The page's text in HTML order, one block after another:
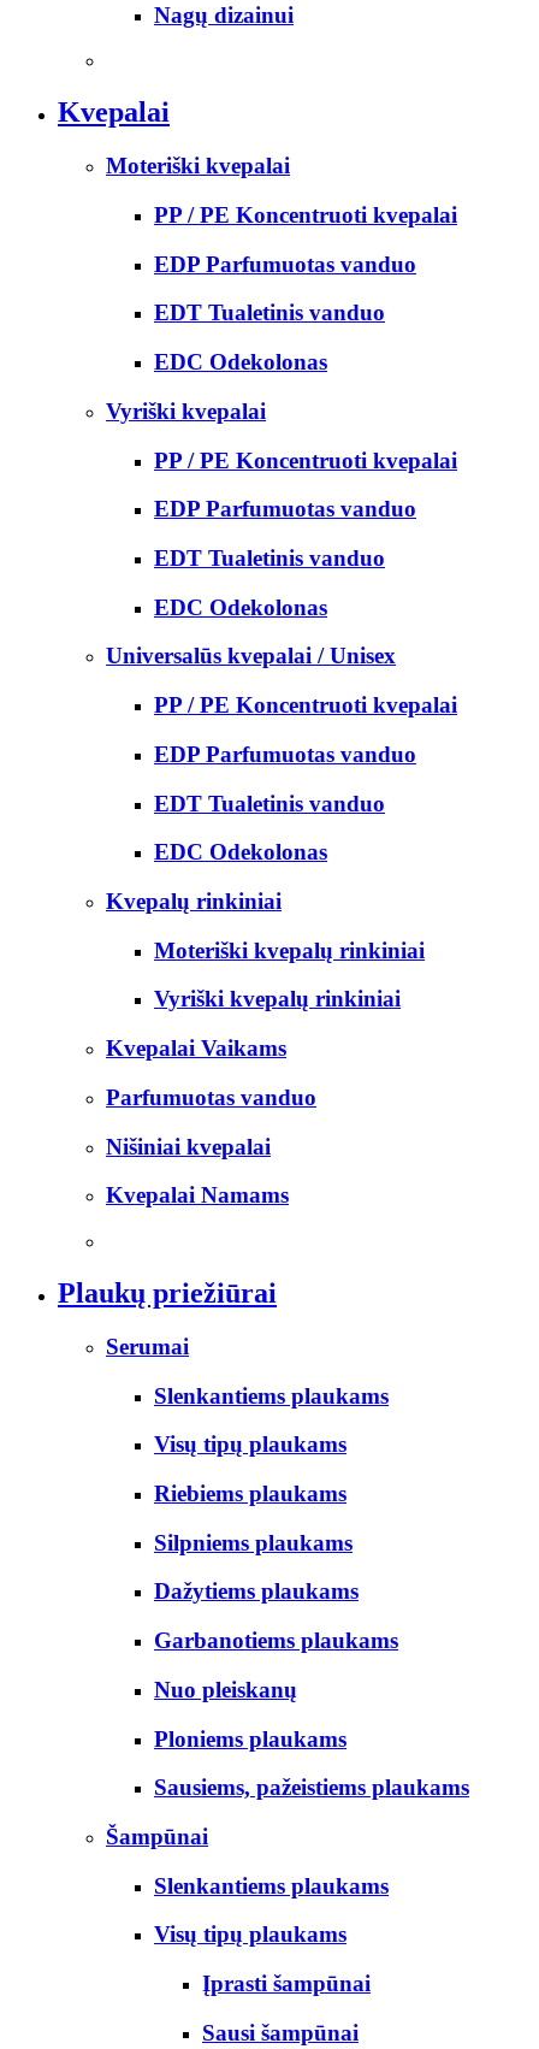
Nagų dizainui
Kvepalai
Moteriški kvepalai
PP / PE Koncentruoti kvepalai
EDP Parfumuotas vanduo
EDT Tualetinis vanduo
EDC Odekolonas
Vyriški kvepalai
PP / PE Koncentruoti kvepalai
EDP Parfumuotas vanduo
EDT Tualetinis vanduo
EDC Odekolonas
Universalūs kvepalai / Unisex
PP / PE Koncentruoti kvepalai
EDP Parfumuotas vanduo
EDT Tualetinis vanduo
EDC Odekolonas
Kvepalų rinkiniai
Moteriški kvepalų rinkiniai
Vyriški kvepalų rinkiniai
Kvepalai Vaikams
Parfumuotas vanduo
Nišiniai kvepalai
Kvepalai Namams
Plaukų priežiūrai
Serumai
Slenkantiems plaukams
Visų tipų plaukams
Riebiems plaukams
Silpniems plaukams
Dažytiems plaukams
Garbanotiems plaukams
Nuo pleiskanų
Ploniems plaukams
Sausiems, pažeistiems plaukams
Šampūnai
Slenkantiems plaukams
Visų tipų plaukams
Įprasti šampūnai
Sausi šampūnai